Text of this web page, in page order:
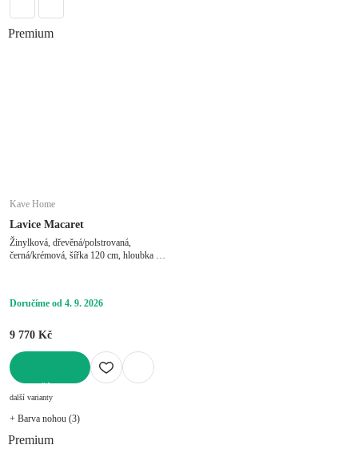
Premium
Kave Home
Lavice Macaret
Žinylková, dřevěná/polstrovaná,
černá/krémová, šířka 120 cm, hloubka 38
Doručíme od 4. 9. 2026
9 770 Kč
další varianty
+ Barva nohou (3)
Premium